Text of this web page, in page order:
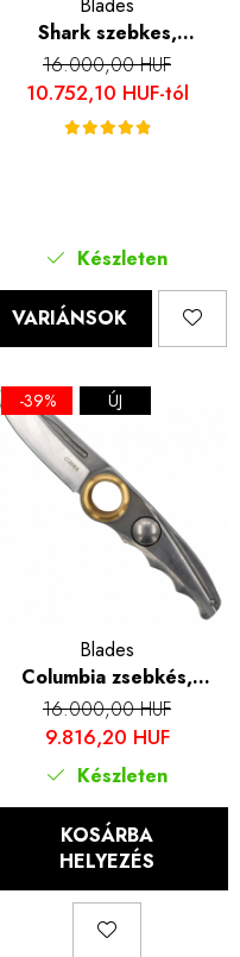
Blades
Shark szebkes,
kempingezés és túrázás,
Acél 440B, Rózsafa nyél,
23 cm
16.000,00 HUF
10.752,10 HUF-tól
Készleten
VARIÁNSOK
-39% ÚJ
Blades
Columbia zsebkés,
kempingezés és túrázás,
rozsdamentes acél 7Cr13,
16.000,00 HUF
9.816,20 HUF
Készleten
KOSÁRBA
HELYEZÉS